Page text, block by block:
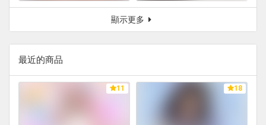
顯示更多
最近的商品
11 18